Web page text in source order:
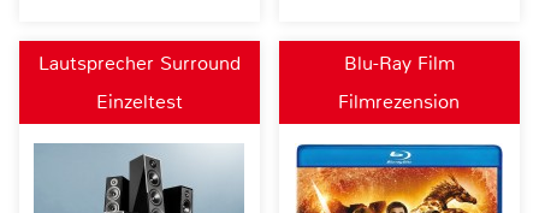
Lautsprecher Surround
Einzeltest
Blu-Ray Film
Filmrezension